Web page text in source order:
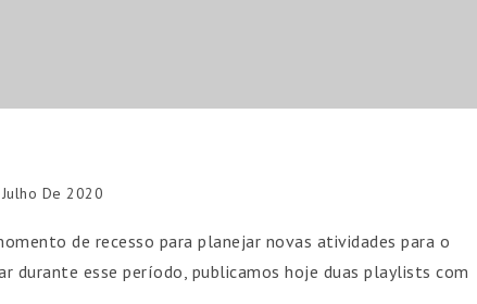
De 2020
de recesso para planejar novas atividades para o
durante esse período, publicamos hoje duas playlists com